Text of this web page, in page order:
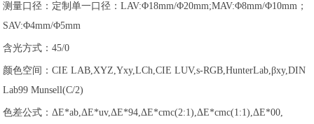
测量口径：定制单一口径：LAV:Φ18mm/Φ20mm;MAV:Φ8mm/Φ10mm；
SAV:Φ4mm/Φ5mm
含光方式：45/0
颜色空间：CIE LAB,XYZ,Yxy,LCh,CIE LUV,s-RGB,HunterLab,βxy,DIN
Lab99 Munsell(C/2)
色差公式：ΔE*ab,ΔE*uv,ΔE*94,ΔE*cmc(2:1),ΔE*cmc(1:1),ΔE*00,